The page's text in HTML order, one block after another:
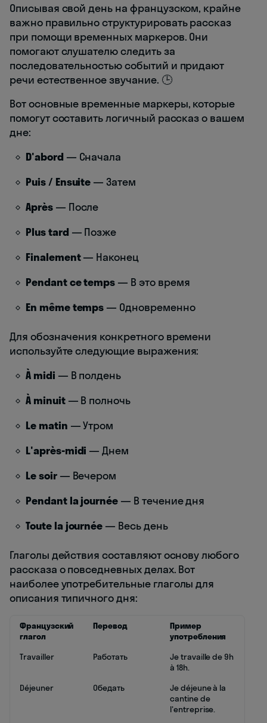
Описывая свой день на французском, крайне
важно правильно структурировать рассказ
при помощи временных маркеров. Они
помогают слушателю следить за
последовательностью событий и придают
речи естественное звучание. 🕒
Вот основные временные маркеры, которые
помогут составить логичный рассказ о вашем
дне:
D'abord — Сначала
Puis / Ensuite — Затем
Après— После
Plus tard — Позже
Finalement— Наконец
Pendant ce temps — В это время
En même temps — Одновременно
Для обозначения конкретного времени
используйте следующие выражения:
À midi — В полдень
À minuit— В полночь
Le matin — Утром
L'après-midi — Днем
Le soir— Вечером
Pendant la journée — В течение дня
Toute la journée — Весь день
Глаголы действия составляют основу любого
рассказа о повседневных делах. Вот
наиболее употребительные глаголы для
описания типичного дня:
Французский
глагол
Перевод
Пример
употребления
Travailler
Работать
Je travaille de 9h
à 18h.
Déjeuner
Обедать
Je déjeune à la
cantine de
l'entreprise.